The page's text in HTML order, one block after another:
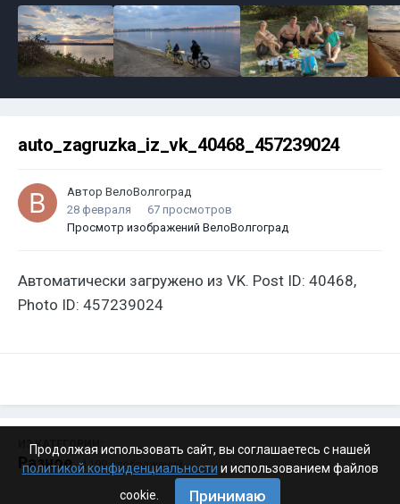
auto_zagruzka_iz_vk_40468_457239024
Автор ВелоВолгоград
28 февраля
67 просмотров
Просмотр изображений ВелоВолгоград
Автоматически загружено из VK. Post ID: 40468,
Photo ID: 457239024
ИЗ КАТЕГОРИИ:
Разное · 4 199 изображений
Продолжая использовать сайт, вы соглашаетесь с нашей
политикой конфиденциальности и использованием файлов
cookie.
Принимаю